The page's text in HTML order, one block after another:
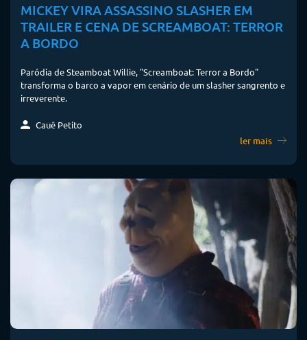
MICKEY VIRA ASSASSINO SLASHER EM
TRAILER E CENA DE SCREAMBOAT: TERROR
A BORDO
Paródia de Steamboat Willie, "Screamboat: Terror a Bordo"
transforma o barco a vapor em cenário de um slasher sangrento e
irreverente.
Cauê Petito
ler mais